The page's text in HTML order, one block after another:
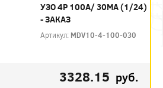
УЗО 4P 100А/ 30МА (1/24)
- ЗАКАЗ
Артикул: MDV10-4-100-030
3328.15 руб.